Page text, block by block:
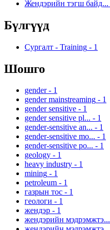
Жендэрийн тэгш байд...
Бүлгүүд
Сургалт - Training - 1
Шошго
gender - 1
gender mainstreaming - 1
gender sensitive - 1
gender sensitive pl... - 1
gender-sensitive an... - 1
gender-sensitive mo... - 1
gender-sensitive po... - 1
geology - 1
heavy industry - 1
mining - 1
petroleum - 1
газрын тос - 1
геологи - 1
жендэр - 1
жендэрийн мэдрэмжтэ...